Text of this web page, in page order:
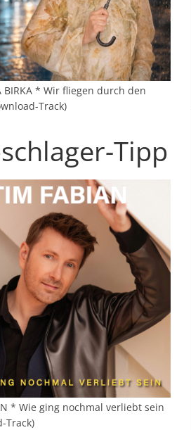
BIRKA * Wir fliegen durch den
Track)
Tipp
* Wie ging nochmal verliebt sein
Track)